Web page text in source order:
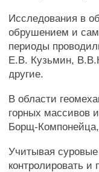
Исследования в
обрушением и
периоды
Е.В. Кузьмин,
другие.
В области
горных массивов
Борщ-
Учитывая
контролировать